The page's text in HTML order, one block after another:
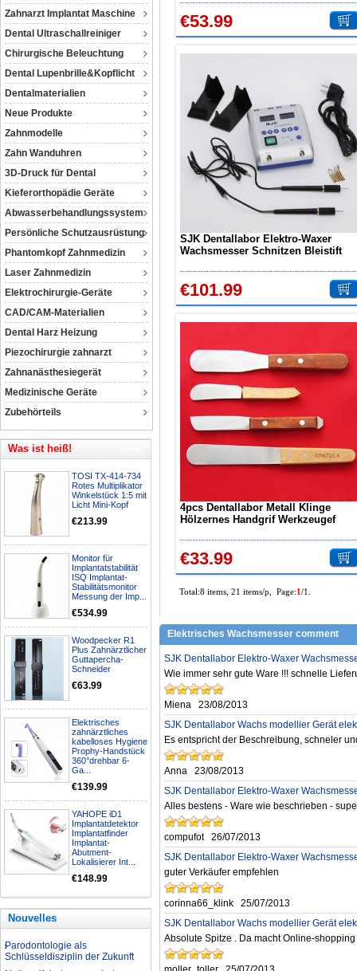
Zahnarzt Implantat Maschine
Dental Ultraschallreiniger
Chirurgische Beleuchtung
Dental Lupenbrille&Kopflicht
Dentalmaterialien
Neue Produkte
Zahnmodelle
Zahn Wanduhren
3D-Druck für Dental
Kieferorthopädie Geräte
Abwasserbehandlungssystem
Persönliche Schutzausrüstung
Phantomkopf Zahnmedizin
Laser Zahnmedizin
Elektrochirurgie-Geräte
CAD/CAM-Materialien
Dental Harz Heizung
Piezochirurgie zahnarzt
Zahnanästhesiegerät
Medizinische Geräte
Zubehörteils
Was ist heiß!
TOSI TX-414-734
Rotes Multiplikator
Winkelstück 1:5 mit
Licht Mini-Kopf
€213.99
Monitor für
Implantatstabilität
ISQ Implantat-
Stabilitätsmonitor
Messung der Imp...
€534.99
Woodpecker R1
Plus Zahnärztlicher
Guttapercha-
Schneider
€63.99
Elektrisches
zahnärztliches
kabelloses Hygiene
Prophy-Handstück
360°drehbar 6-
Ga...
€139.99
YAHOPE iD1
Implantatdetektor
Implantatfinder
Implantat-
Abutment-
Lokalisierer Int...
€148.99
Nouvelles
Nationalfeiertagsangebot
Aufbereitung rotierender
Instrumente
Welche Zahnbleaching-
Methoden gibt es?
Was ist bei der Aufbereitung von
Hand- und Winkelstücken zu
beachten?
Wie können erhöhte
Koloniezahlen im Wasser
dauerhaft reduziert werden?
Was ist beim Kauf eines
zahnarzt Ultraschallgerätes zu
beachten?
Zahnaufhellung FAQ
Was ist Medical Dental
Tourismus und wie es Ihnen
Wie zur Prävention und
Behandlung Dental Unfälle
Dentale Polymerisationslampe
Parodontologie als
Schlüsseldisziplin der Zukunft
€53.99
SJK Dentallabor Elektro-Waxer
Wachsmesser Schnitzen Bleistift
€101.99
4pcs Dentallabor Metall Klinge
Hölzernes Handgrif Werkzeugef
€33.99
Total:8 items, 21 items/p, Page:1/1.
Elektrisches Wachsmesser comment
SJK Dentallabor Elektro-Waxer
Wie immer sehr gute Ware !!! schnelle
Miena
23/08/2013
SJK Dentallabor Wachs modellier Gerät
Es entspricht der Beschreibung, schneler
Anna
23/08/2013
SJK Dentallabor Elektro-Waxer
Alles bestens - Ware wie beschrieben -
compufot
26/07/2013
SJK Dentallabor Elektro-Waxer
guter Verkäufer empfehlen
corinna66_klink
25/07/2013
SJK Dentallabor Wachs modellier Gerät
Absolute Spitze . Da macht Online-